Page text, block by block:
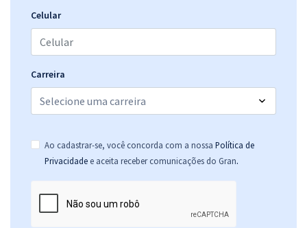
Celular
Carreira
Ao cadastrar-se, você concorda com a nossa Política de
Privacidade e aceita receber comunicações do Gran.